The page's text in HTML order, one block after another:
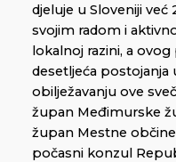
djeluje u Sloveniji već
svojim radom i
lokalnoj razini, a
desetljeća postojanja
obilježavanju ove
župan Međimurske
župan Mestne
počasni konzul